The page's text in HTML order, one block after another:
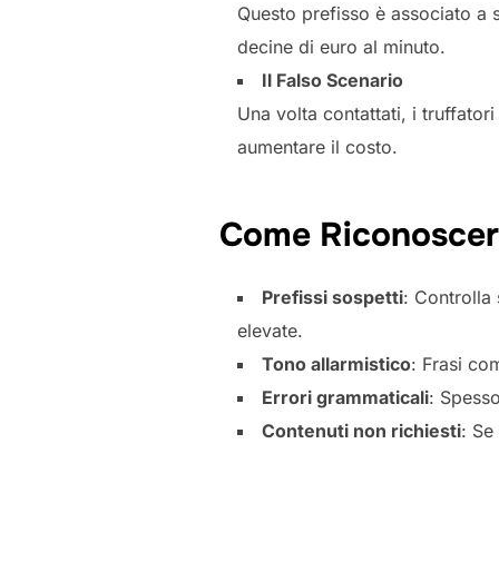
Questo prefisso è associato a
decine di euro al minuto.
Il Falso Scenario
Una volta contattati, i
aumentare il costo.
Come
Prefissi sospetti: Controlla
elevate.
Tono allarmistico: Frasi
Errori grammaticali:
Contenuti non richiesti: